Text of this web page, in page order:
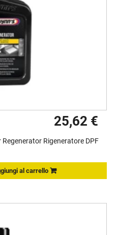
25,62 €
Rigeneratore DPF